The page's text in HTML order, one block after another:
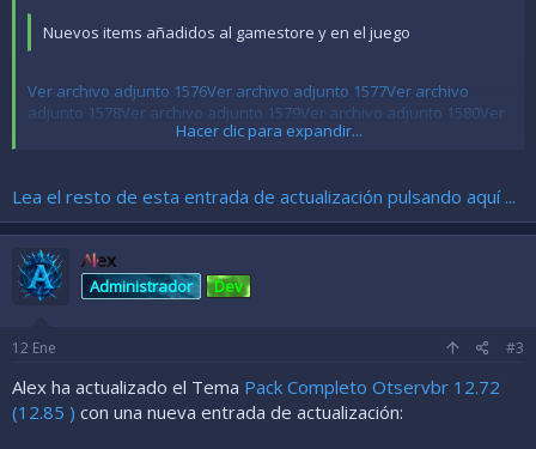
Nuevos items añadidos al gamestore y en el juego
Hacer clic para expandir...
Ver archivo adjunto 1576Ver archivo adjunto 1577Ver archivo
adjunto 1578Ver archivo adjunto 1579Ver archivo adjunto 1580Ver
archivo adjunto 1581Ver archivo adjunto 1582Ver archivo adjunto
Hacer clic para expandir...
Lea el resto de esta entrada de actualización pulsando aquí ...
Alex
Administrador Dev
12 Ene #3
Alex ha actualizado el Tema Pack Completo Otservbr 12.72
(12.85 ) con una nueva entrada de actualización: